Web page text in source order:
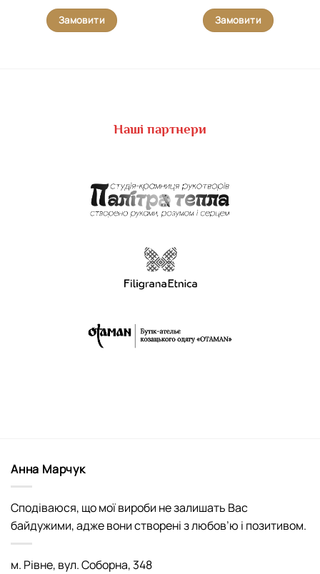
Замовити Замовити
Наші партнери
Анна Марчук
Сподіваюся, що мої вироби не залишать Вас
байдужими, адже вони створені з любов’ю і позитивом.
м. Рівне, вул. Соборна, 348